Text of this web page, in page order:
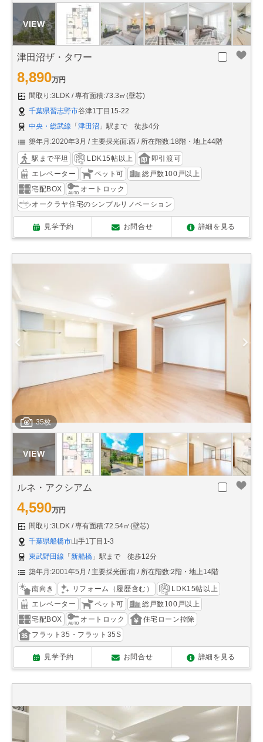
津田沼ザ・タワー
8,890万円
間取り:3LDK
専有面積:73.3㎡(壁芯)
千葉県習志野市谷津1丁目15-22
中央・総武線 「 津田沼 」駅まで 徒歩4分
築年月:2020年3月
主要採光面:西 所在階数:18階・地上44階
駅まで平坦 LDK15帖以上
即引渡可
エレベーター
ペット可
総戸数100戸以上
宅配BOX
オートロック
オークラヤ住宅のシンプルリノベーション
見学予約 お問合せ 詳細を見る
35枚
ルネ・アクシアム
4,590万円
間取り:3LDK
専有面積:72.54㎡(壁芯)
千葉県船橋市山手1丁目1-3
東武野田線 「新船橋 」駅まで 徒歩12分
築年月:2001年5月
主要採光面:南 所在階数:2階・地上14階
南向き リフォーム（履歴含む）
LDK15帖以上
エレベーター
ペット可
総戸数100戸以上
宅配BOX
オートロック
住宅ローン控除
フラット35・フラット35S
見学予約 お問合せ 詳細を見る